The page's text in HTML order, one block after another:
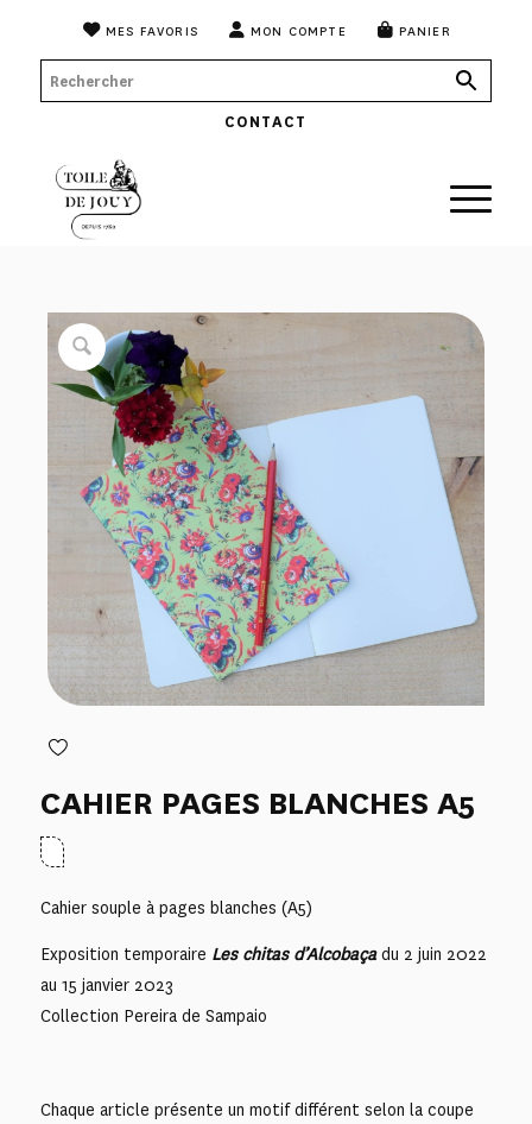
MES FAVORIS MON COMPTE PANIER
CONTACT
CAHIER PAGES BLANCHES A5
Cahier souple à pages blanches (A5)
Exposition temporaire Les chitas d’Alcobaçadu 2 juin 2022
au 15 janvier 2023
Collection Pereira de Sampaio
Chaque article présente un motif différent selon la coupe